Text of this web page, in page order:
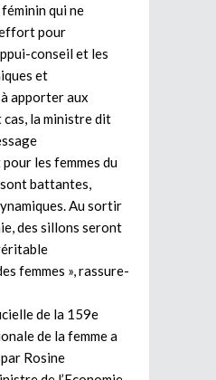
qui ne
pour
conseil et les
et
apporter aux
cas, la ministre dit
les femmes du
battantes,
Au sortir
des sillons seront
femmes », rassure-
de la 159e
de la femme a
Rosine